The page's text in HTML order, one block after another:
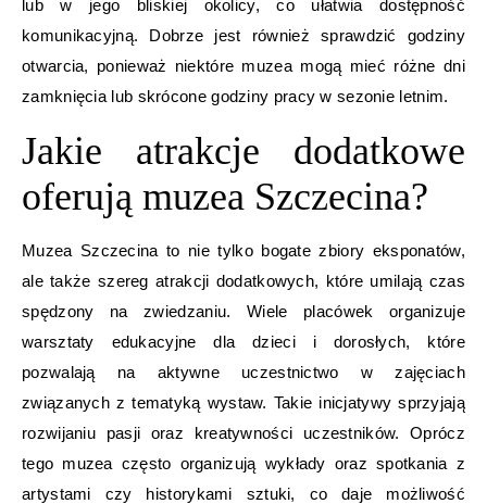
lub w jego bliskiej okolicy, co ułatwia dostępność
komunikacyjną. Dobrze jest również sprawdzić godziny
otwarcia, ponieważ niektóre muzea mogą mieć różne dni
zamknięcia lub skrócone godziny pracy w sezonie letnim.
Jakie atrakcje dodatkowe
oferują muzea Szczecina?
Muzea Szczecina to nie tylko bogate zbiory eksponatów,
ale także szereg atrakcji dodatkowych, które umilają czas
spędzony na zwiedzaniu. Wiele placówek organizuje
warsztaty edukacyjne dla dzieci i dorosłych, które
pozwalają na aktywne uczestnictwo w zajęciach
związanych z tematyką wystaw. Takie inicjatywy sprzyjają
rozwijaniu pasji oraz kreatywności uczestników. Oprócz
tego muzea często organizują wykłady oraz spotkania z
artystami czy historykami sztuki, co daje możliwość